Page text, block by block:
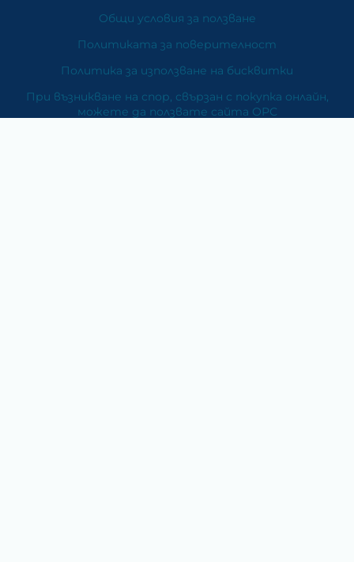
Общи условия за ползване
Политиката за поверителност
Политика за използване на бисквитки
При възникване на спор, свързан с покупка онлайн,
можете да ползвате сайта ОРС